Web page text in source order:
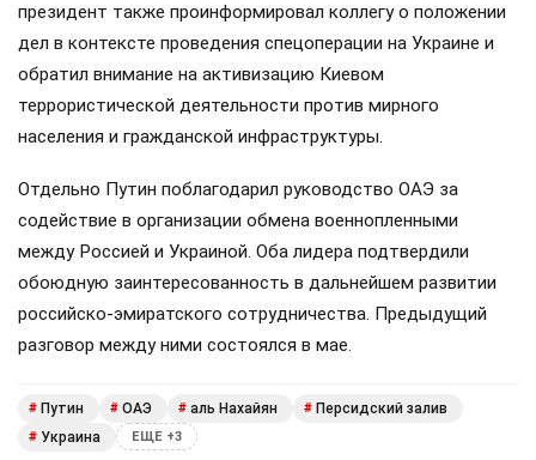
президент также проинформировал коллегу о положении
дел в контексте проведения спецоперации на Украине и
обратил внимание на активизацию Киевом
террористической деятельности против мирного
населения и гражданской инфраструктуры.
Отдельно Путин поблагодарил руководство ОАЭ за
содействие в организации обмена военнопленными
между Россией и Украиной. Оба лидера подтвердили
обоюдную заинтересованность в дальнейшем развитии
российско-эмиратского сотрудничества. Предыдущий
разговор между ними состоялся в мае.
# Путин # ОАЭ # аль Нахайян # Персидский залив
# Украина ЕЩЕ +3